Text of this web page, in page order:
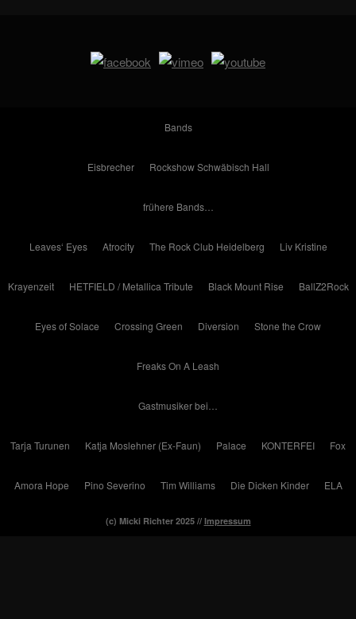
Bands
Eisbrecher Rockshow Schwäbisch Hall
frühere Bands…
Leaves‘ Eyes Atrocity The Rock Club Heidelberg Liv Kristine
Krayenzeit HETFIELD / Metallica Tribute Black Mount Rise BallZ2Rock
Eyes of Solace Crossing Green Diversion Stone the Crow
Freaks On A Leash
Gastmusiker bei…
Tarja Turunen Katja Moslehner (Ex-Faun) Palace KONTERFEI Fox
Amora Hope Pino Severino Tim Williams Die Dicken Kinder ELA
(c) Micki Richter 2025 // Impressum